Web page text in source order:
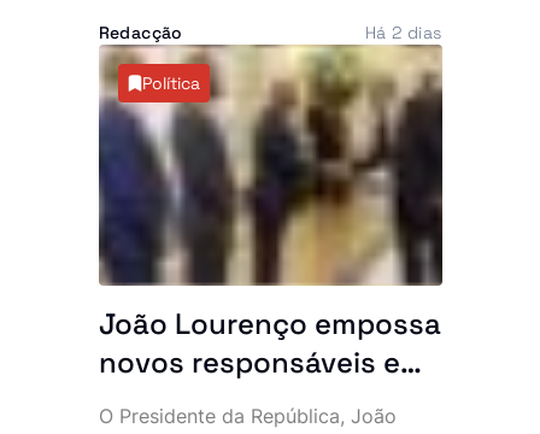
Investigação Criminal (SIC) anunciou,
esta sexta-feira, a detenção de três
cidadãos angolanos suspeitos de
envolvimento no caso, que expôs
uma alegada rede internacional de
tráfico de estupefacientes com
ligações ao Brasil.
Redacção Há 2 dias
Política
João Lourenço empossa
novos responsáveis e
exige resultados: “O
O Presidente da República, João